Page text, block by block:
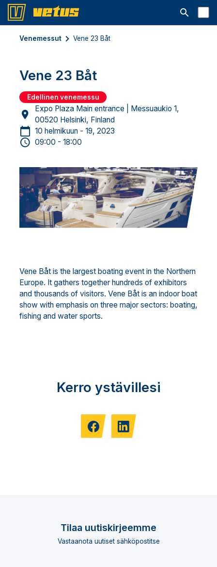
Avaa
Venemessut Vene 23 Båt
Vene 23 Båt
Edellinen venemessu
Expo Plaza Main entrance | Messuaukio 1,
00520 Helsinki, Finland
10 helmikuun - 19, 2023
09:00 - 18:00
Vene Båt is the largest boating event in the Northern
Europe. It gathers together hundreds of exhibitors
and thousands of visitors. Vene Båt is an indoor boat
show with emphasis on three major sectors: boating,
fishing and water sports.
Kerro ystävillesi
Tilaa uutiskirjeemme
Vastaanota uutiset sähköpostitse